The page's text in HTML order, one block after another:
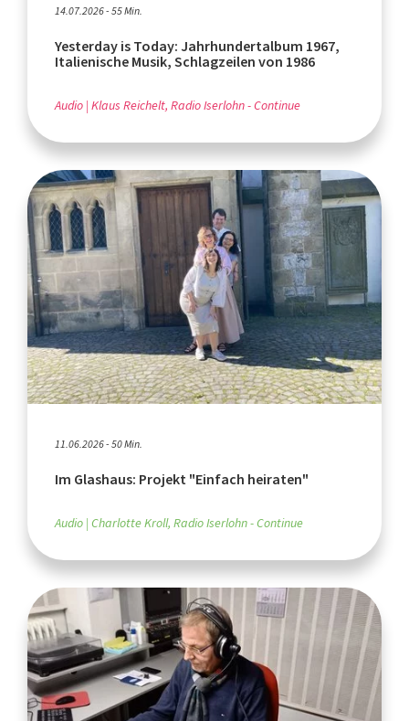
14.07.2026 - 55 Min.
Yesterday is Today: Jahrhundertalbum 1967,
Italienische Musik, Schlagzeilen von 1986
Audio Klaus Reichelt, Radio Iserlohn - Continue
11.06.2026 - 50 Min.
Im Glashaus: Projekt "Einfach heiraten"
Audio Charlotte Kroll, Radio Iserlohn - Continue